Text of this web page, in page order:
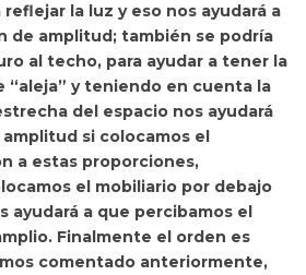
la luz y eso nos ayudará a
de amplitud; también se podría
al techo, para ayudar a tener la
“aleja” y teniendo en cuenta la
del espacio nos ayudará
si colocamos el
a estas proporciones,
el mobiliario por debajo
ayudará a que percibamos el
Finalmente el orden es
comentado anteriormente,